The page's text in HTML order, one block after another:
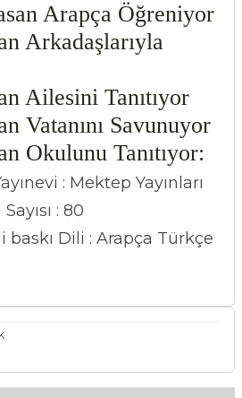
Arapça Öğreniyor
Arkadaşlarıyla
Ailesini Tanıtıyor
Vatanını Savunuyor
Okulunu Tanıtıyor:
: Mektep Yayınları
: 80
baskı Dili : Arapça Türkçe